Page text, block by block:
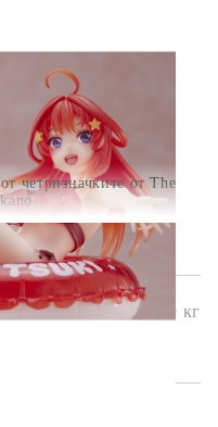
четризначките от The
0.269 кг